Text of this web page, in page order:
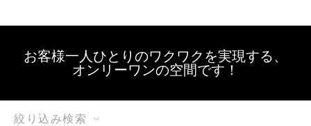
お客様一人ひとりのワクワクを実現する、
オンリーワンの空間です！
絞り込み検索